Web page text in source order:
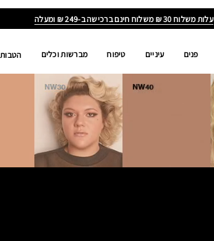
ALLAGES,ALLGENDERS,ALLRACES
פנים עיניים טיפוח מברשות וכלים הטבות